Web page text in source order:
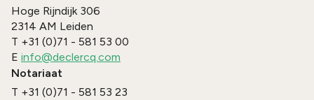
Hoge Rijndijk 306
2314 AM Leiden
T +31 (0)71 - 581 53 00
E info@declercq.com
Notariaat
T +31 (0)71 - 581 53 23